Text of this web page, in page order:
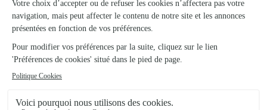
Aux Roses Lilas
★★ ★★★4.4 (10)